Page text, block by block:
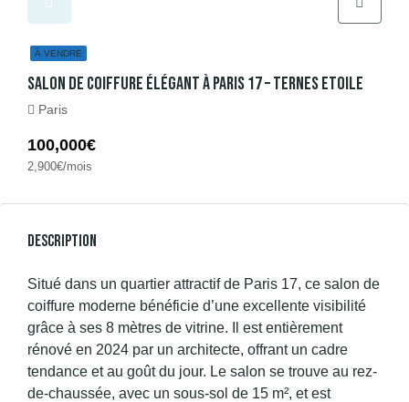
À VENDRE
Salon De Coiffure Élégant À Paris 17 – Ternes Etoile
Paris
100,000€
2,900€/mois
Description
Situé dans un quartier attractif de Paris 17, ce salon de
coiffure moderne bénéficie d’une excellente visibilité
grâce à ses 8 mètres de vitrine. Il est entièrement
rénové en 2024 par un architecte, offrant un cadre
tendance et au goût du jour. Le salon se trouve au rez-
de-chaussée, avec un sous-sol de 15 m², et est